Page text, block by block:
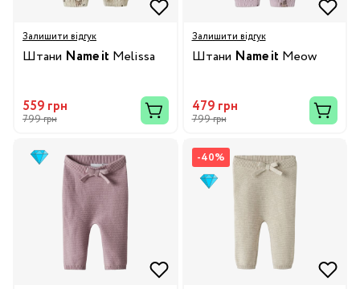
Залишити відгук
Штани Name it Melissa
559 грн
799 грн
Залишити відгук
Штани Name it Meow
479 грн
799 грн
-40%